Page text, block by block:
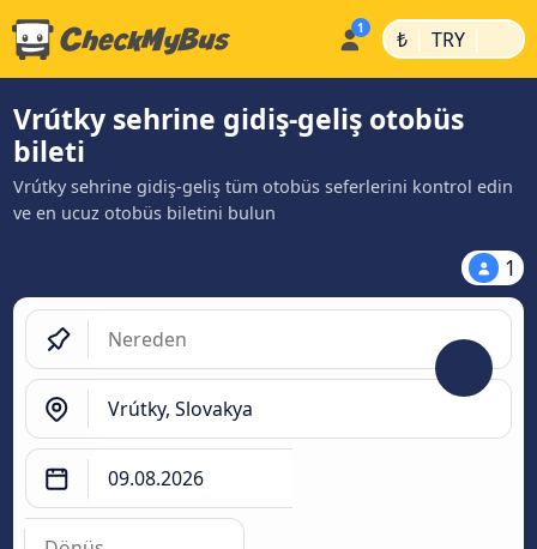
₺ | TRY |
Vrútky sehrine gidiş-geliş otobüs
bileti
Vrútky sehrine gidiş-geliş tüm otobüs seferlerini kontrol edin
ve en ucuz otobüs biletini bulun
1